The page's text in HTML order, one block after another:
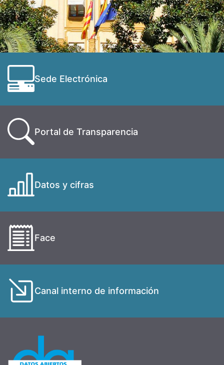
Sede Electrónica
Portal de Transparencia
Datos y cifras
Face
Canal interno de información